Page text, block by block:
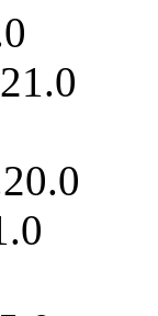
0
21.0
20.0
.0